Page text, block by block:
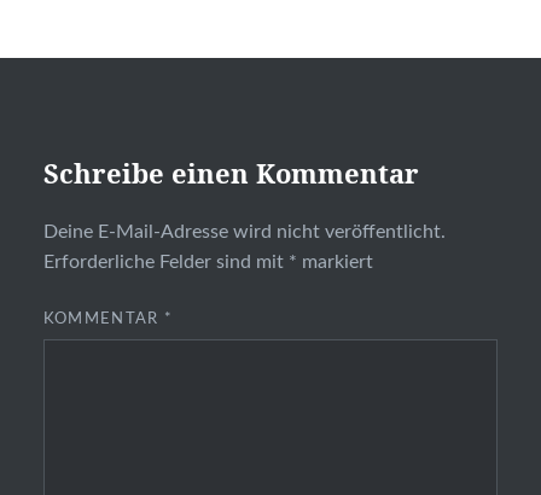
Schreibe einen Kommentar
Deine E-Mail-Adresse wird nicht veröffentlicht.
Erforderliche Felder sind mit * markiert
KOMMENTAR *